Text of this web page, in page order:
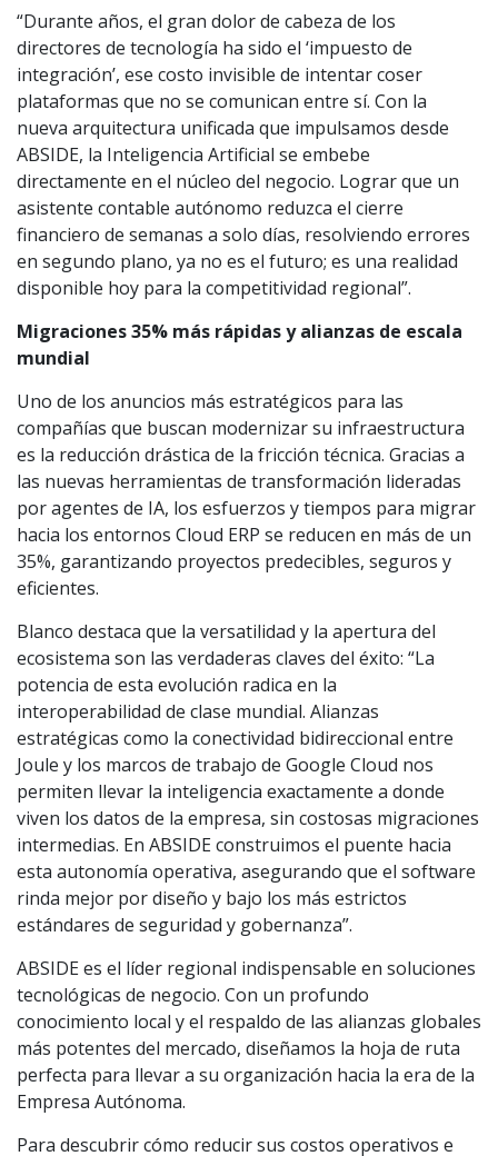
“Durante años, el gran dolor de cabeza de los
directores de tecnología ha sido el ‘impuesto de
integración’, ese costo invisible de intentar coser
plataformas que no se comunican entre sí. Con la
nueva arquitectura unificada que impulsamos desde
ABSIDE, la Inteligencia Artificial se embebe
directamente en el núcleo del negocio. Lograr que un
asistente contable autónomo reduzca el cierre
financiero de semanas a solo días, resolviendo errores
en segundo plano, ya no es el futuro; es una realidad
disponible hoy para la competitividad regional”.
Migraciones 35% más rápidas y alianzas de escala
mundial
Uno de los anuncios más estratégicos para las
compañías que buscan modernizar su infraestructura
es la reducción drástica de la fricción técnica. Gracias a
las nuevas herramientas de transformación lideradas
por agentes de IA, los esfuerzos y tiempos para migrar
hacia los entornos Cloud ERP se reducen en más de un
35%, garantizando proyectos predecibles, seguros y
eficientes.
Blanco destaca que la versatilidad y la apertura del
ecosistema son las verdaderas claves del éxito: “La
potencia de esta evolución radica en la
interoperabilidad de clase mundial. Alianzas
estratégicas como la conectividad bidireccional entre
Joule y los marcos de trabajo de Google Cloud nos
permiten llevar la inteligencia exactamente a donde
viven los datos de la empresa, sin costosas migraciones
intermedias. En ABSIDE construimos el puente hacia
esta autonomía operativa, asegurando que el software
rinda mejor por diseño y bajo los más estrictos
estándares de seguridad y gobernanza”.
ABSIDE es el líder regional indispensable en soluciones
tecnológicas de negocio. Con un profundo
conocimiento local y el respaldo de las alianzas globales
más potentes del mercado, diseñamos la hoja de ruta
perfecta para llevar a su organización hacia la era de la
Empresa Autónoma.
Para descubrir cómo reducir sus costos operativos e